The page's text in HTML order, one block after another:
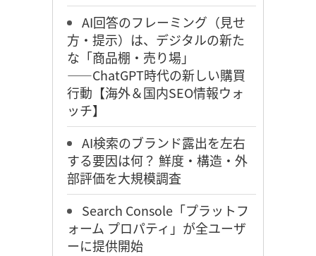
AI回答のフレーミング（見せ
方・提示）は、デジタルの新た
な「商品棚・売り場」
――ChatGPT時代の新しい購買
行動【海外＆国内SEO情報ウォ
ッチ】
AI検索のブランド露出を左右
する要因は何？ 鮮度・構造・外
部評価を大規模調査
Search Console「プラットフ
ォーム プロパティ」が全ユーザ
ーに提供開始